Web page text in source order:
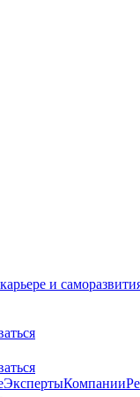
и
ЭкспертыКомпании